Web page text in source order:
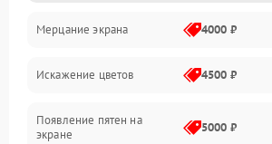
Подсветка и LED-модули
Звук и аудиосистема
Сигнал и приём каналов
Мерцание экрана 4000 ₽
Искажение цветов 4500 ₽
Появление пятен на
экране
5000 ₽